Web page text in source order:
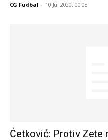
CG Fudbal - 10 Jul 2020. 00:08
Ćetković: Protiv Zete